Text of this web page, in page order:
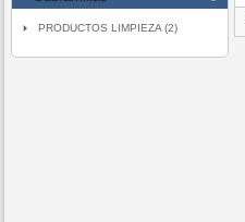
PRODUCTOS LIMPIEZA (2)